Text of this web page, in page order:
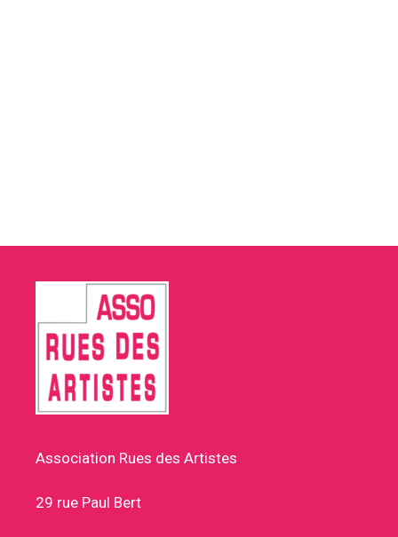
Association Rues des Artistes
29 rue Paul Bert